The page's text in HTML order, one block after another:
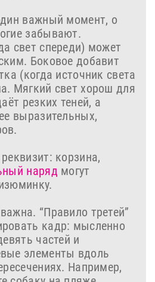
важный момент, о
забывают.
свет спереди) может
Боковое добавит
(когда источник света
Мягкий свет хорош для
резких теней, а
выразительных,
корзина,
наряд могут
“Правило третей”
кадр: мысленно
частей и
элементы вдоль
Например,